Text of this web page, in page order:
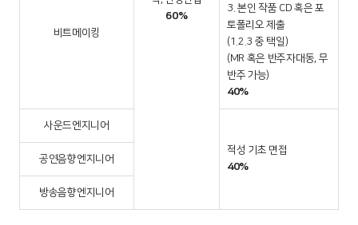
60%
비트메이킹
3. 본인 작품 CD 혹은 포
토폴리오 제출
(1.2.3 중 택일)
(MR 혹은 반주자대동, 무
반주 가능)
40%
사운드엔지니어
적성 기초 면접
40%
공연음향엔지니어
방송음향엔지니어